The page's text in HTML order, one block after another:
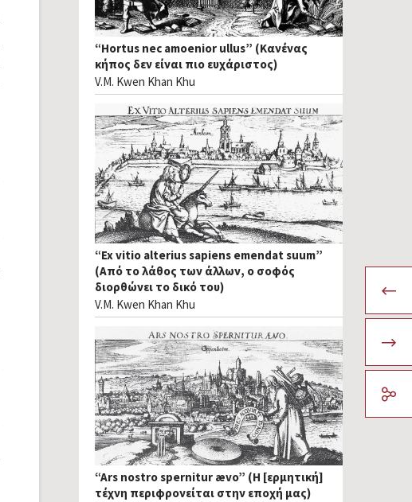
“Hortus nec amoenior ullus” (Κανένας
κήπος δεν είναι πιο ευχάριστος)
V.M. Kwen Khan Khu
“Ex vitio alterius sapiens emendat suum”
(Από το λάθος των άλλων, ο σοφός
διορθώνει το δικό του)
V.M. Kwen Khan Khu
“Ars nostro spernitur ævo” (Η [ερμητική]
τέχνη περιφρονείται στην εποχή μας)